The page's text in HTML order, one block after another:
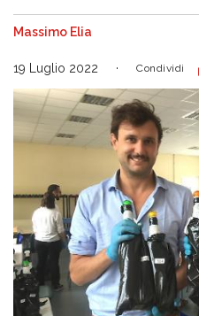
Massimo Elia
19 Luglio 2022 Condividi